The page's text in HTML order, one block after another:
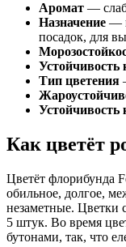
Аромат —
Назначение —
посадок, для
Устойчивость
Тип цветения
Как цветёт
Цветёт флорибунда
обильное, долгое,
незаметные. Цветки
5 штук. Во время
бутонами, так, что